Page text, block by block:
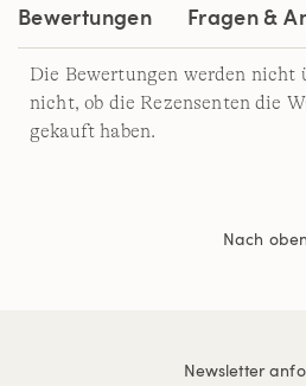
Bewertungen Fragen &
Die Bewertungen werden nicht
nicht, ob die Rezensenten die
gekauft haben.
Nach oben
Newsletter